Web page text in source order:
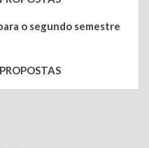
o segundo semestre